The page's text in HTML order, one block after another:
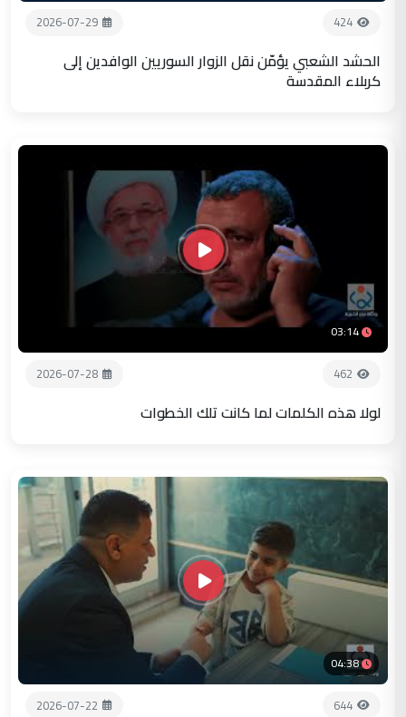
424
2026-07-29
الحشد الشعبي يؤمّن نقل الزوار السوريين الوافدين إلى
كربلاء المقدسة
03:14
462
2026-07-28
لولا هذه الكلمات لما كانت تلك الخطوات
04:38
644
2026-07-22